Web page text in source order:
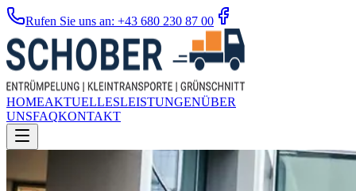
Rufen Sie uns an: +43 680 230 87 00
HOMEAKTUELLESLEISTUNGENÜBER
UNSFAQKONTAKT